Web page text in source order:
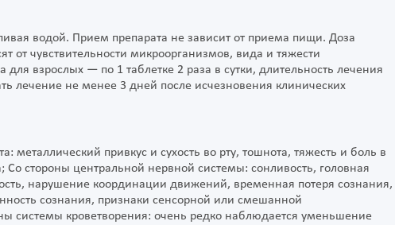
водой. Прием препарата не зависит от приема пищи. Доза
от чувствительности микроорганизмов, вида и тяжести
взрослых — по 1 таблетке 2 раза в сутки, длительность лечения
лечение не менее 3 дней после исчезновения клинических
металлический привкус и сухость во рту, тошнота, тяжесть и боль в
Со стороны центральной нервной системы: сонливость, головная
нарушение координации движений, временная потеря сознания,
сознания, признаки сенсорной или смешанной
системы кроветворения: очень редко наблюдается уменьшение